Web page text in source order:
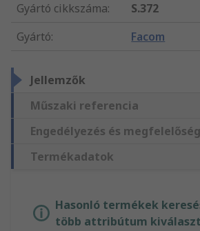
Gyártó cikkszáma:
S.372
Gyártó: Facom
Jellemzők
Műszaki referencia
Engedélyezés és megfelelőség
Termékadatok
Hasonló termékek
több attribútum